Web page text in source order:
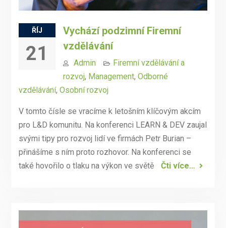
ŘÍJ
21
Vychází podzimní Firemní
vzdělávání
Admin
Firemní vzdělávání a
rozvoj, Management, Odborné
vzdělávání, Osobní rozvoj
V tomto čísle se vracíme k letošním klíčovým akcím
pro L&D komunitu. Na konferenci LEARN & DEV zaujal
svými tipy pro rozvoj lidí ve firmách Petr Burian –
přinášíme s ním proto rozhovor. Na konferenci se
také hovořilo o tlaku na výkon ve světě
Čti více…